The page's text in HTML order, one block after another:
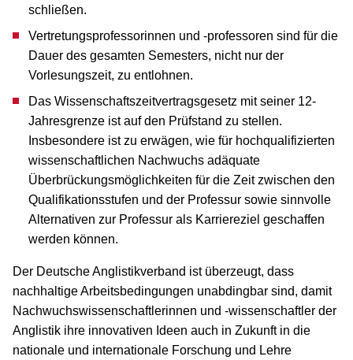
schließen.
Vertretungsprofessorinnen und -professoren sind für die
Dauer des gesamten Semesters, nicht nur der
Vorlesungszeit, zu entlohnen.
Das Wissenschaftszeitvertragsgesetz mit seiner 12-
Jahresgrenze ist auf den Prüfstand zu stellen.
Insbesondere ist zu erwägen, wie für hochqualifizierten
wissenschaftlichen Nachwuchs adäquate
Überbrückungsmöglichkeiten für die Zeit zwischen den
Qualifikationsstufen und der Professur sowie sinnvolle
Alternativen zur Professur als Karriereziel geschaffen
werden können.
Der Deutsche Anglistikverband ist überzeugt, dass
nachhaltige Arbeitsbedingungen unabdingbar sind, damit
Nachwuchswissenschaftlerinnen und -wissenschaftler der
Anglistik ihre innovativen Ideen auch in Zukunft in die
nationale und internationale Forschung und Lehre